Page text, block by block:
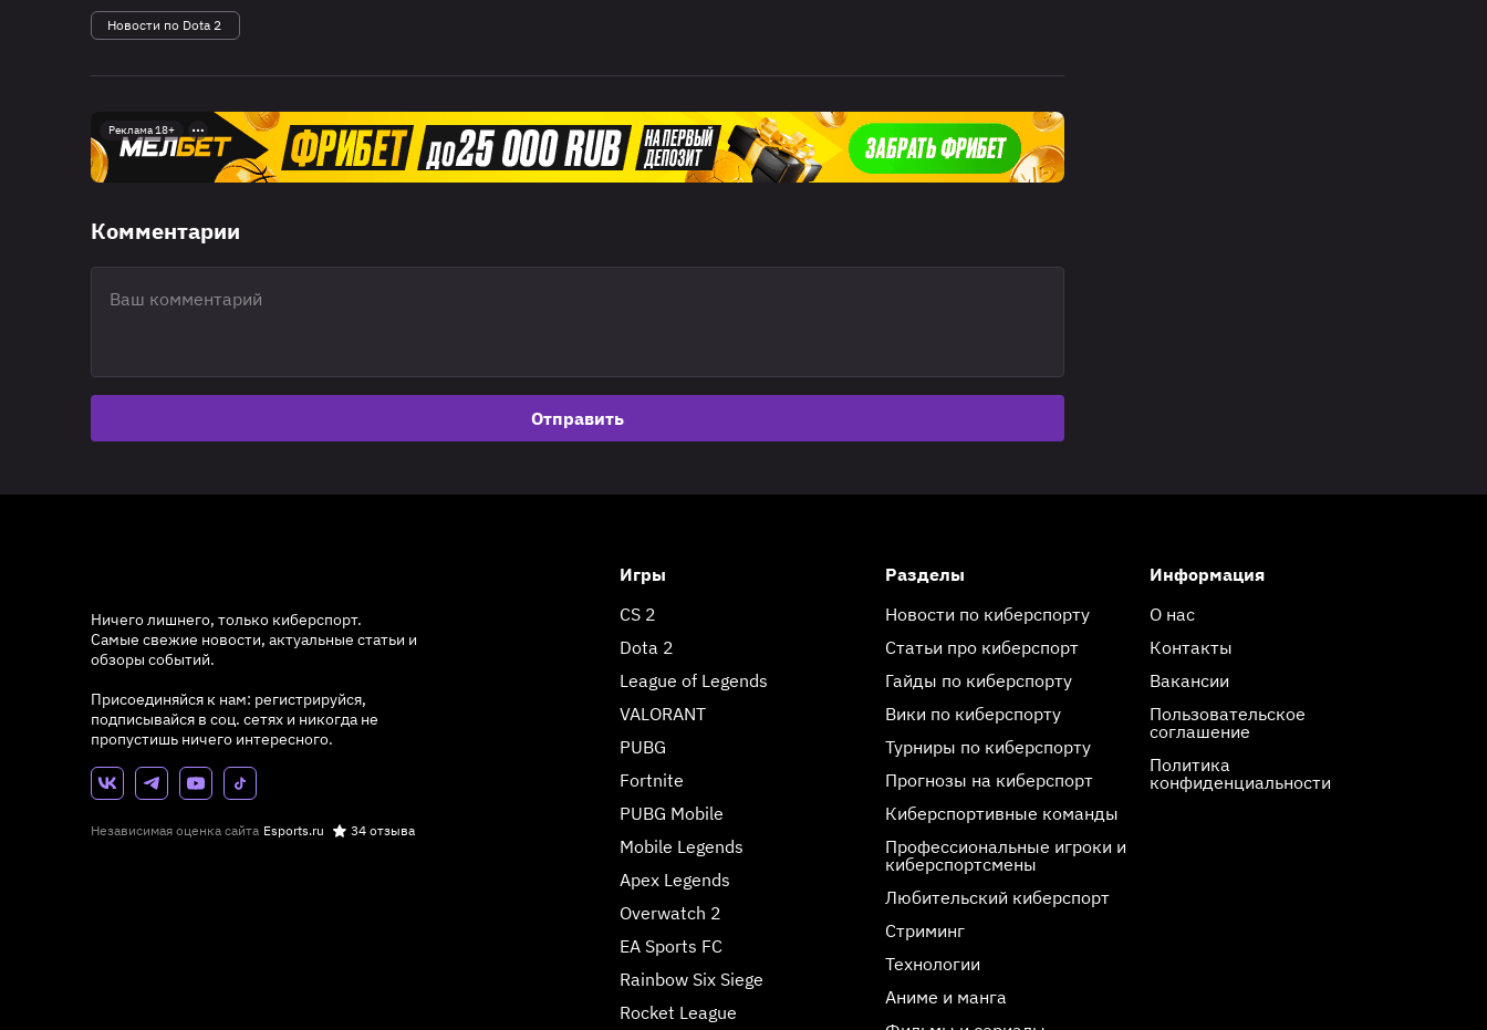
Новости по Dota 2
Реклама 18+
Комментарии
Отправить
Ничего лишнего, только киберспорт.
Самые свежие новости, актуальные статьи и
обзоры событий.
Присоединяйся к нам: регистрируйся,
подписывайся в соц. сетях и никогда не
пропустишь ничего интересного.
Независимая оценка сайта Esports.ru 34 отзыва
Игры
CS 2
Dota 2
League of Legends
VALORANT
PUBG
Fortnite
PUBG Mobile
Mobile Legends
Apex Legends
Overwatch 2
EA Sports FC
Rainbow Six Siege
Rocket League
Разделы
Новости по киберспорту
Статьи про киберспорт
Гайды по киберспорту
Вики по киберспорту
Турниры по киберспорту
Прогнозы на киберспорт
Киберспортивные команды
Профессиональные игроки и
киберспортсмены
Любительский киберспорт
Стриминг
Технологии
Аниме и манга
Информация
О нас
Контакты
Вакансии
Пользовательское
соглашение
Политика
конфиденциальности